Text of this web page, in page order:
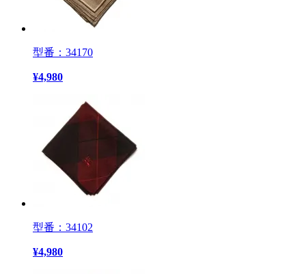
型番：34170
¥4,980
型番：34102
¥4,980